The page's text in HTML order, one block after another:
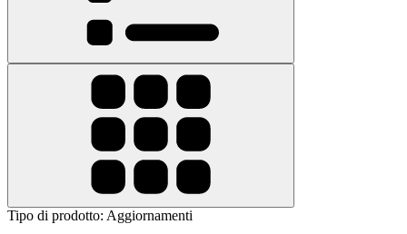
Tipo di prodotto: Aggiornamenti